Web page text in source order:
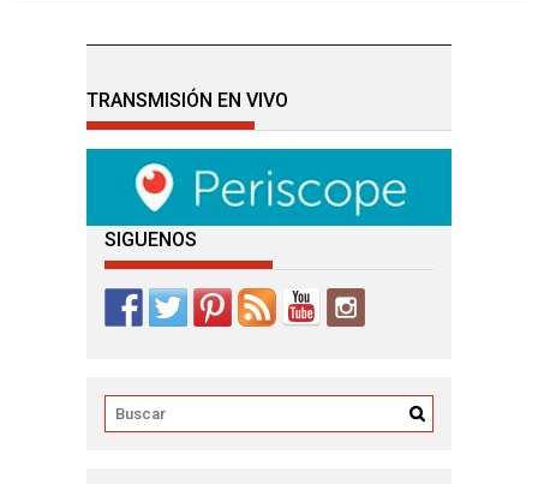
TRANSMISIÓN EN VIVO
SIGUENOS